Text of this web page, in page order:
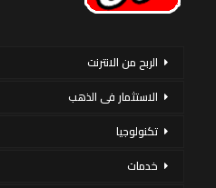
الربح من الانترنت
الاستثمار فى الذهب
تكنولوجيا
خدمات